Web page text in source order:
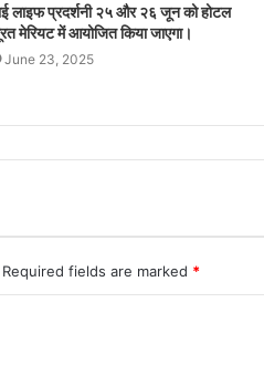
लाइफ प्रदर्शनी २५ और २६ जून को होटल
मेरियट में आयोजित किया जाएगा।
June 23, 2025
Required fields are marked *